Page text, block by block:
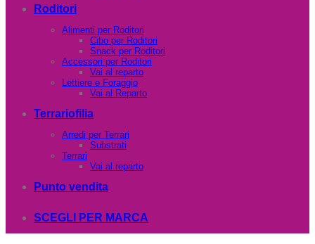
Roditori
Alimenti per Roditori
Cibo per Roditori
Snack per Roditori
Accessori per Roditori
Vai al reparto
Lettiere e Foraggio
Vai al Reparto
Terrariofilia
Arredi per Terrari
Substrati
Terrari
Vai al reparto
Punto vendita
SCEGLI PER MARCA